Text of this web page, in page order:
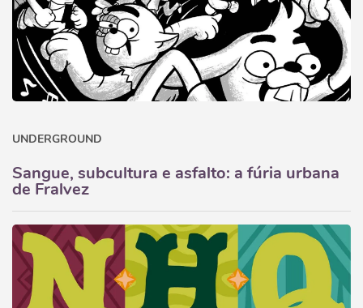
UNDERGROUND
Sangue, subcultura e asfalto: a fúria urbana
de Fralvez